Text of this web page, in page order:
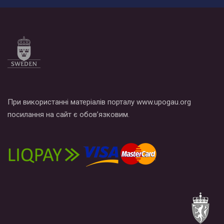
При використанні матеріалів порталу www.upogau.org
посилання на сайт є обов’язковим.